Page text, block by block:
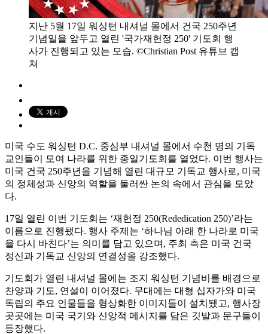
지난 5월 17일 워싱턴 내셔널 몰에서 건국 250주년
기념일을 앞두고 열린 '국가재헌정 250' 기도회 행
사가 진행되고 있는 모습. ©Christian Post 유튜브 캡
쳐
미국 수도 워싱턴 D.C. 중심부 내셔널 몰에서 수천 명의 기독
교인들이 모여 나라를 위한 종일기도회를 열었다. 이번 행사는
미국 건국 250주년을 기념해 열린 대규모 기독교 행사로, 미국
의 정체성과 신앙의 역할을 둘러싼 논의 속에서 관심을 모았
다.
17일 열린 이번 기도회는 ‘재헌정 250(Rededication 250)’라는
이름으로 진행됐다. 행사 주제는 ‘하나님 아래 한 나라로 미국
을 다시 바친다’는 의미를 담고 있으며, 주최 측은 미국 건국
정신과 기독교 신앙의 연결성을 강조했다.
기도회가 열린 내셔널 몰에는 조지 워싱턴 기념비를 배경으로
찬양과 기도, 연설이 이어졌다. 무대에는 대형 십자가와 미국
독립의 주요 인물들을 형상화한 이미지들이 설치됐고, 행사장
곳곳에는 미국 국기와 신앙적 메시지를 담은 깃발과 문구들이
등장했다.